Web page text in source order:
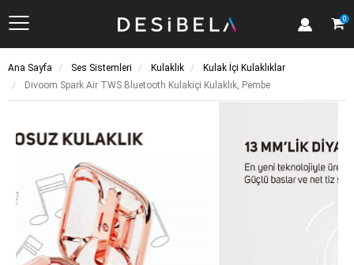
0
Kategoriler
Ana Sayfa Ses Sistemleri Kulaklık
Kulak İçi Kulaklıklar
Divoom Spark Air TWS Bluetooth Kulakiçi Kulaklık, Pembe